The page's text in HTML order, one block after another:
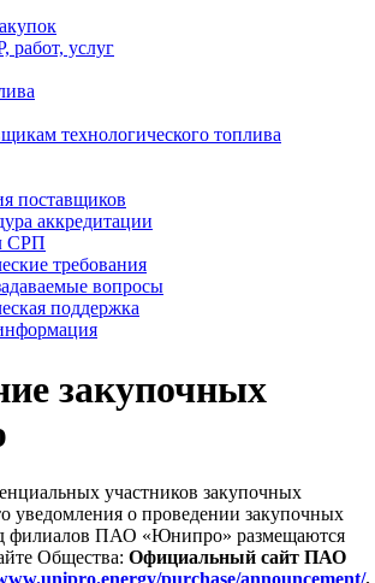
работ, услуг
технологического топлива
поставщиков
аккредитации
СРП
требования
вопросы
поддержка
закупочных
участников закупочных
уведомления о проведении закупочных
филиалов ПАО «Юнипро» размещаются
Общества: Официальный сайт ПАО
purchase/announcement/.